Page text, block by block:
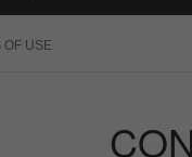
OF USE